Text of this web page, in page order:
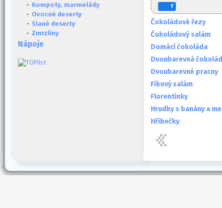
· Kompoty, marmelády
· Ovocné deserty
· Slané deserty
· Zmrzliny
Nápoje
f
Čokoládové řezy
Čokoládový salám
Domácí čokoláda
Dvoubarevná
Dvoubarevné pracny
Fíkový salám
Florentinky
Hrudky s banány a
Hříbečky